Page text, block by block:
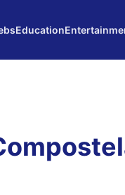
Education